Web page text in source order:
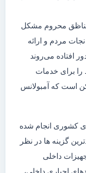
مناظق محروم مشکل
مردم و ارائه
افتاده می‌روند
را برای خدمات
است که آمبولانس
کشوری انجام شده
گزینه ها در نظر
داخلی
اجباری داخلی،